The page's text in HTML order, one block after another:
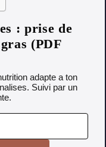
: prise de
(PDF
adapte a ton
Suivi par un